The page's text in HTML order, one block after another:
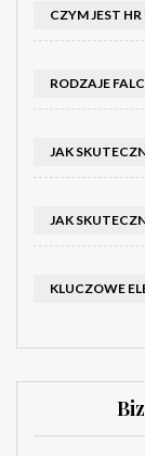
CZYM JEST